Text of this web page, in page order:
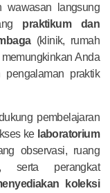
wawasan langsung
praktikum dan
(klinik, rumah
Anda
pengalaman praktik
pembelajaran
ke laboratorium
observasi, ruang
serta perangkat
koleksi